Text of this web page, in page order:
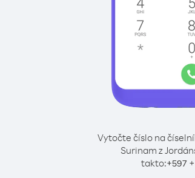
Vytočte číslo na
Surinam z
takto:+597+